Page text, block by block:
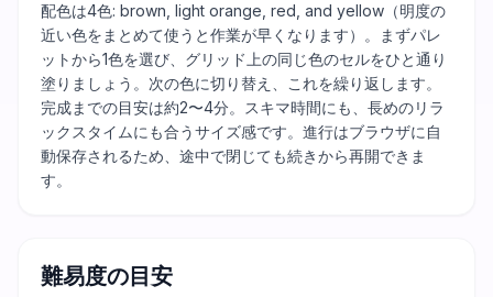
配色は4色: brown, light orange, red, and yellow（明度の
近い色をまとめて使うと作業が早くなります）。まずパレ
ットから1色を選び、グリッド上の同じ色のセルをひと通り
塗りましょう。次の色に切り替え、これを繰り返します。
完成までの目安は約2〜4分。スキマ時間にも、長めのリラ
ックスタイムにも合うサイズ感です。進行はブラウザに自
動保存されるため、途中で閉じても続きから再開できま
す。
難易度の目安